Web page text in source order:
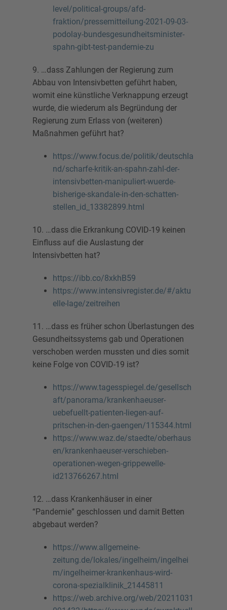
level/political-groups/afd-
fraktion/pressemitteilung-2021-09-03-
podolay-bundesgesundheitsminister-
spahn-gibt-test-pandemie-zu
9. …dass Zahlungen der Regierung zum
Abbau von Intensivbetten geführt haben,
womit eine künstliche Verknappung erzeugt
wurde, die wiederum als Begründung der
Regierung zum Erlass von (weiteren)
Maßnahmen geführt hat?
https://www.focus.de/politik/deutschla
nd/scharfe-kritik-an-spahn-zahl-der-
intensivbetten-manipuliert-wuerde-
bisherige-skandale-in-den-schatten-
stellen_id_13382899.html
10. …dass die Erkrankung COVID-19 keinen
Einfluss auf die Auslastung der
Intensivbetten hat?
https://ibb.co/8xkhB59
https://www.intensivregister.de/#/aktu
elle-lage/zeitreihen
11. …dass es früher schon Überlastungen des
Gesundheitssystems gab und Operationen
verschoben werden mussten und dies somit
keine Folge von COVID-19 ist?
https://www.tagesspiegel.de/gesellsch
aft/panorama/krankenhaeuser-
uebefuellt-patienten-liegen-auf-
pritschen-in-den-gaengen/115344.html
https://www.waz.de/staedte/oberhaus
en/krankenhaeuser-verschieben-
operationen-wegen-grippewelle-
id213766267.html
12. …dass Krankenhäuser in einer
“Pandemie” geschlossen und damit Betten
abgebaut werden?
https://www.allgemeine-
zeitung.de/lokales/ingelheim/ingelhei
m/ingelheimer-krankenhaus-wird-
corona-spezialklinik_21445811
https://web.archive.org/web/20211031